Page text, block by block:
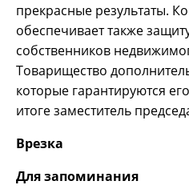
прекрасные результаты.
обеспечивает также
собственников
Товарищество
которые гарантируются
итоге заместитель
Врезка
Для запоминания